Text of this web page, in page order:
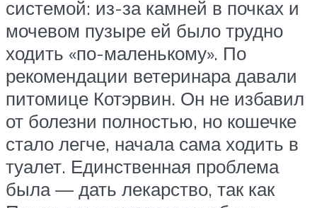
системой: из-за камней в почках и
мочевом пузыре ей было трудно
ходить «по-маленькому». По
рекомендации ветеринара давали
питомице Котэрвин. Он не избавил
от болезни полностью, но кошечке
стало легче, начала сама ходить в
туалет. Единственная проблема
была — дать лекарство, так как